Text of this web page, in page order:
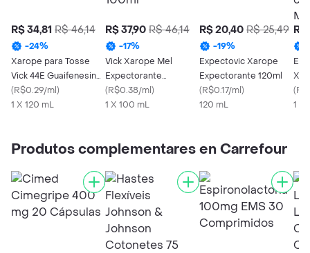
R$ 34,81 R$ 46,14
-24%
Xarope para Tosse
Vick 44E Guaifenesina
120ml
(R$0.29/ml)
1 X 120 mL
R$ 37,90 R$ 46,14
-17%
Vick Xarope Mel
Expectorante
200mg/12.5ml 100ml
(R$0.38/ml)
1 X 100 mL
R$ 20,40 R$ 25,49
-19%
Expectovic Xarope
Expectorante 120ml
(R$0.17/ml)
120 mL
R$
(
1 X
Produtos complementares en Carrefour